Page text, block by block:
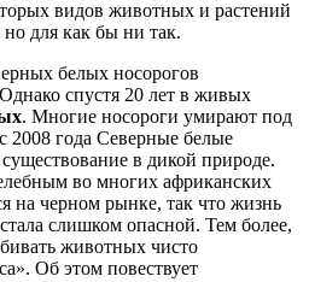
видов животных и растений
для как бы ни так.
белых носорогов
спустя 20 лет в живых
. Многие носороги умирают под
2008 года Северные белые
в дикой природе.
во многих африканских
на черном рынке, так что жизнь
слишком опасной. Тем более,
животных чисто
Об этом повествует